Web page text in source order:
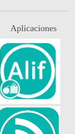
Aplicaciones